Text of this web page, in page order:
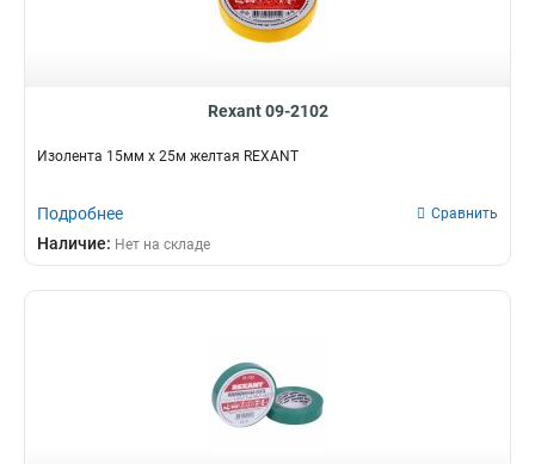
Rexant 09-2102
Изолента 15мм х 25м желтая REXANT
Подробнее Сравнить
Наличие: Нет на складе